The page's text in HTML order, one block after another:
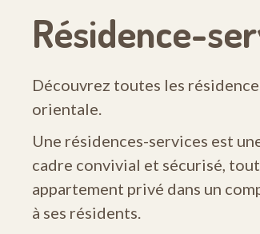
Résidence-
Découvrez toutes les
orientale.
Une résidences-services est
cadre convivial et sécurisé,
appartement privé dans un
à ses résidents.